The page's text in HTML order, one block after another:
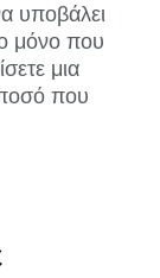
υποβάλει
μόνο που
μια
που